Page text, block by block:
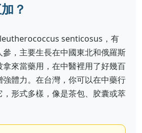
？
senticosus，有
，主要生長在中國東北和俄羅斯
來當藥用，在中醫裡用了好幾百
體力。在台灣，你可以在中藥行
形式多樣，像是茶包、胶囊或萃